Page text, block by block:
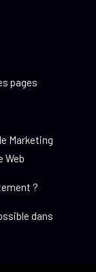
pages
Marketing
Web
?
dans